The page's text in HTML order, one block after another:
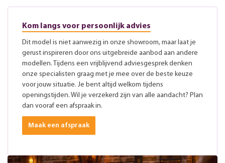
Kom langs voor persoonlijk advies
Dit model is niet aanwezig in onze showroom, maar laat je
gerust inspireren door ons uitgebreide aanbod aan andere
modellen. Tijdens een vrijblijvend adviesgesprek denken
onze specialisten graag met je mee over de beste keuze
voor jouw situatie. Je bent altijd welkom tijdens
openingstijden. Wil je verzekerd zijn van alle aandacht? Plan
dan vooraf een afspraak in.
Maak een afspraak